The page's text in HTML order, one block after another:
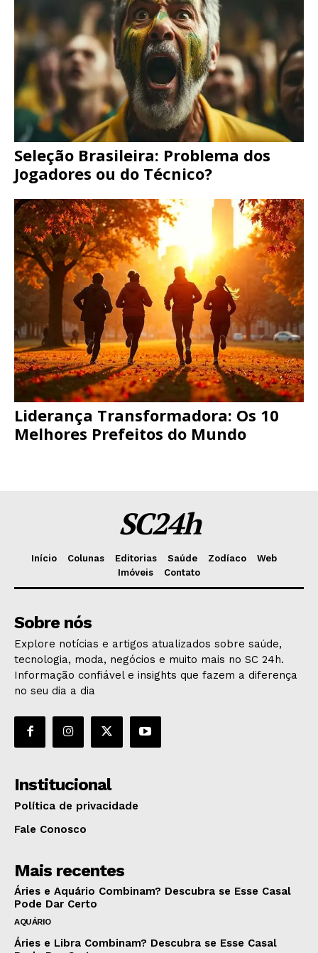
Seleção Brasileira: Problema dos
Jogadores ou do Técnico?
Liderança Transformadora: Os 10
Melhores Prefeitos do Mundo
SC24h
Início Colunas Editorias Saúde Zodíaco
Web
Imóveis
Contato
Sobre nós
Explore notícias e artigos atualizados sobre saúde,
tecnologia, moda, negócios e muito mais no SC 24h.
Informação confiável e insights que fazem a diferença
no seu dia a dia
Institucional
Política de privacidade
Fale Conosco
Mais recentes
Áries e Aquário Combinam? Descubra se Esse Casal
Pode Dar Certo
AQUÁRIO
Áries e Libra Combinam? Descubra se Esse Casal